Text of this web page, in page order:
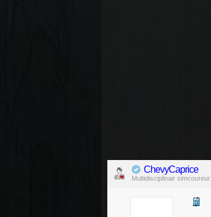
ChevyCaprice
Multidisciplinair simcoureur